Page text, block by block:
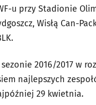
u przy Stadionie
Wisłą Can-
sezonie 2016/2017 w
najlepszych
29 kwietnia.